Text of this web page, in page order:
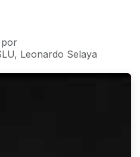
por
Leonardo Selaya